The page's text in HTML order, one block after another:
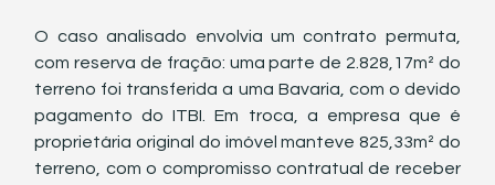
O caso analisado envolvia um contrato permuta,
com reserva de fração: uma parte de 2.828,17m² do
terreno foi transferida a uma Bavaria, com o devido
pagamento do ITBI. Em troca, a empresa que é
proprietária original do imóvel manteve 825,33m² do
terreno, com o compromisso contratual de receber